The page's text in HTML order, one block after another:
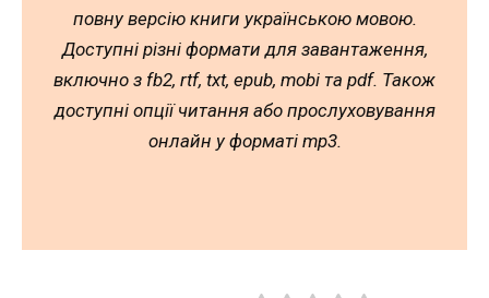
повну версію книги українською мовою.
Доступні різні формати для завантаження,
включно з fb2, rtf, txt, epub, mobi та pdf. Також
доступні опції читання або прослуховування
онлайн у форматі mp3.